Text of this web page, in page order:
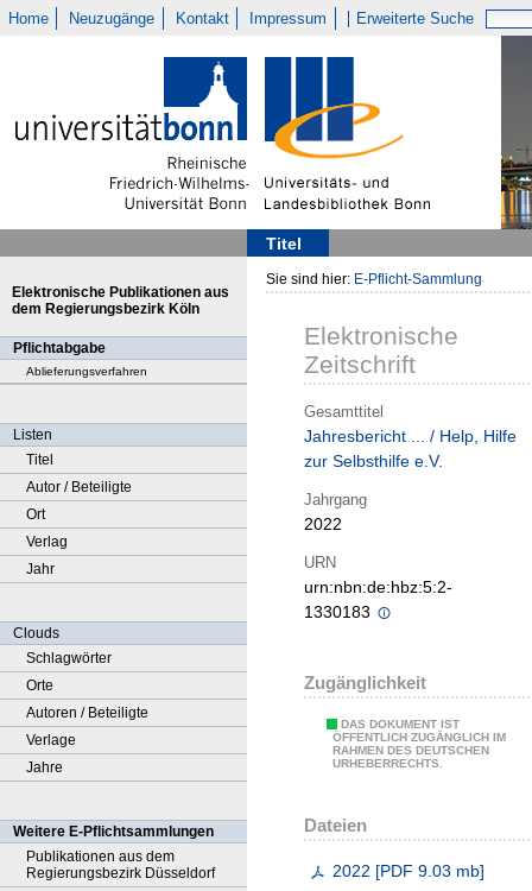
Home Neuzugänge Kontakt Impressum Erweiterte Suche
Titel
Elektronische Publikationen aus
dem Regierungsbezirk Köln
Pflichtabgabe
Ablieferungsverfahren
Listen
Titel
Autor / Beteiligte
Ort
Verlag
Jahr
Clouds
Schlagwörter
Orte
Autoren / Beteiligte
Verlage
Jahre
Weitere E-Pflichtsammlungen
Publikationen aus dem
Regierungsbezirk Düsseldorf
Sie sind hier: E-Pflicht-Sammlung
Elektronische
Zeitschrift
Gesamttitel
Jahresbericht ... / Help, Hilfe
zur Selbsthilfe e.V.
Jahrgang
2022
URN
urn:nbn:de:hbz:5:2-
1330183
Zugänglichkeit
DAS DOKUMENT IST
ÖFFENTLICH ZUGÄNGLICH IM
RAHMEN DES DEUTSCHEN
URHEBERRECHTS.
Dateien
2022 [PDF 9.03 mb]